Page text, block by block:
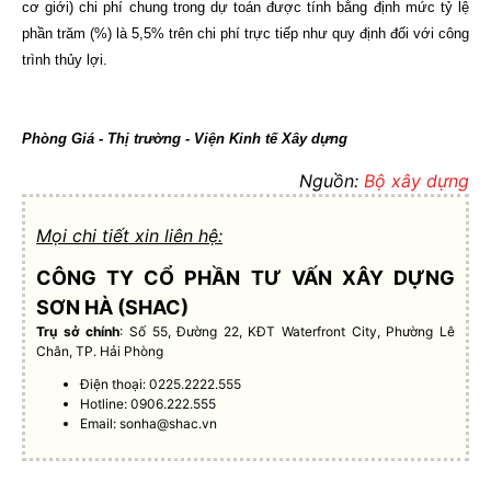
cơ giới) chi phí chung trong dự toán được tính bằng định mức tỷ lệ
phần trăm (%) là 5,5% trên chi phí trực tiếp như quy định đối với công
trình thủy lợi.
Phòng Giá - Thị trường - Viện Kinh tế Xây dựng
Nguồn: Bộ xây dựng
Mọi chi tiết xin liên hệ:
CÔNG TY CỔ PHẦN TƯ VẤN XÂY DỰNG
SƠN HÀ (SHAC)
Trụ sở chính: Số 55, Đường 22, KĐT Waterfront City, Phường Lê
Chân, TP. Hải Phòng
Điện thoại: 0225.2222.555
Hotline: 0906.222.555
Email:sonha@shac.vn